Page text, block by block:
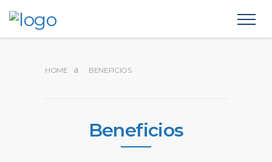
HOME BENEFICIOS
Beneficios